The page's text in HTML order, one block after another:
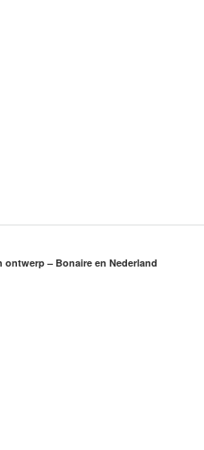
– Bonaire en Nederland